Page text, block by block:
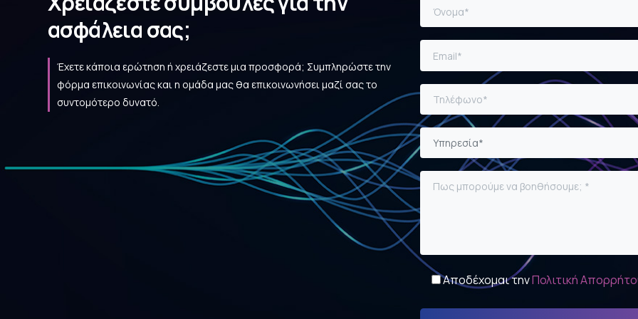
ασφάλεια σας;
Έχετε κάποια ερώτηση ή χρειάζεστε μια προσφορά; Συμπληρώστε την
φόρμα επικοινωνίας και η ομάδα μας θα επικοινωνήσει μαζί σας το
συντομότερο δυνατό.
Υπηρεσία*
Αποδέχομαι τηνΠολιτική